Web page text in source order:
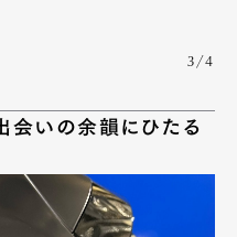
3/4
会いの余韻にひたる